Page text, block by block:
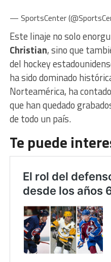
— SportsCenter
Este linaje no solo
Christian, sino que
del hockey
ha sido dominado
Norteamérica, ha
que han quedado
de todo un país.
Te puede